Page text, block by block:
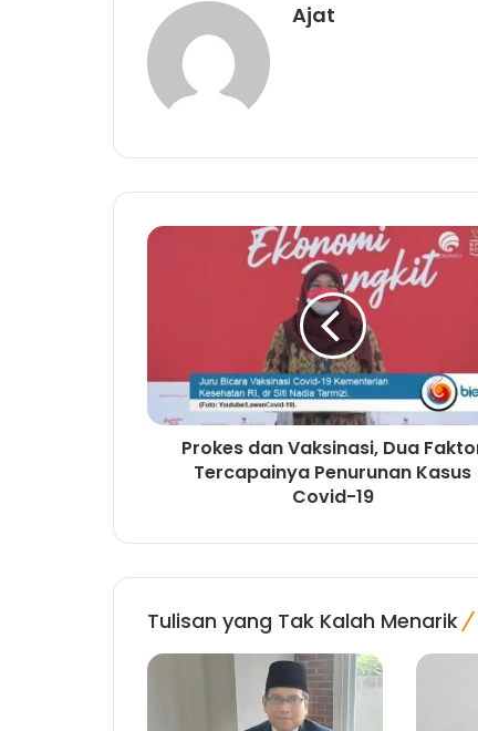
Ajat
Prokes dan Vaksinasi, Dua
Tercapainya Penurunan Kasus
Covid-19
Tulisan yang Tak Kalah Menarik